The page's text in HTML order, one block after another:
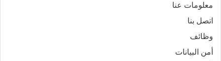
معلومات عنا
اتصل بنا
وظائف
أمن البيانات